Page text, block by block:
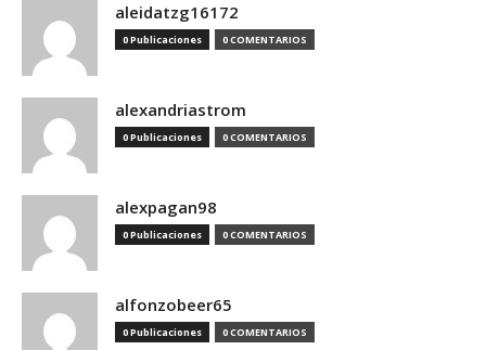
aleidatzg16172
0 Publicaciones 0 COMENTARIOS
alexandriastrom
0 Publicaciones 0 COMENTARIOS
alexpagan98
0 Publicaciones 0 COMENTARIOS
alfonzobeer65
0 Publicaciones 0 COMENTARIOS